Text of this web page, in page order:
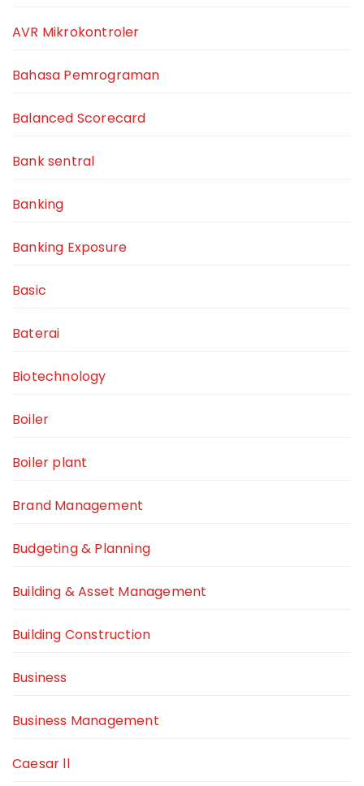
AVR Mikrokontroler
Bahasa Pemrograman
Balanced Scorecard
Bank sentral
Banking
Banking Exposure
Basic
Baterai
Biotechnology
Boiler
Boiler plant
Brand Management
Budgeting & Planning
Building & Asset Management
Building Construction
Business
Business Management
Caesar ll